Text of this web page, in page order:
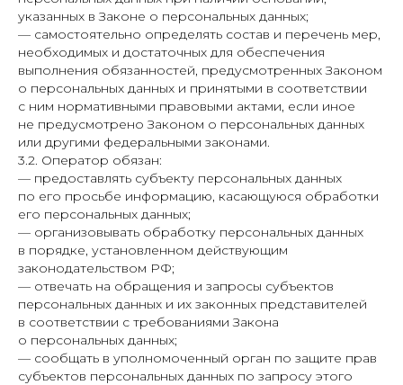
указанных в Законе о персональных данных;
— самостоятельно определять состав и перечень мер,
необходимых и достаточных для обеспечения
выполнения обязанностей, предусмотренных Законом
о персональных данных и принятыми в соответствии
с ним нормативными правовыми актами, если иное
не предусмотрено Законом о персональных данных
или другими федеральными законами.
3.2. Оператор обязан:
— предоставлять субъекту персональных данных
по его просьбе информацию, касающуюся обработки
его персональных данных;
— организовывать обработку персональных данных
в порядке, установленном действующим
законодательством РФ;
— отвечать на обращения и запросы субъектов
персональных данных и их законных представителей
в соответствии с требованиями Закона
о персональных данных;
— сообщать в уполномоченный орган по защите прав
субъектов персональных данных по запросу этого